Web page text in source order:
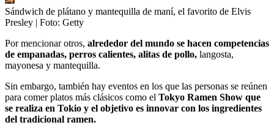
Sándwich de plátano y mantequilla de maní, el favorito de Elvis
Presley | Foto: Getty
Por mencionar otros, alrededor del mundo se hacen competencias
de empanadas, perros calientes, alitas de pollo, langosta,
mayonesa y mantequilla.
Sin embargo, también hay eventos en los que las personas se reúnen
para comer platos más clásicos como el Tokyo Ramen Show que
se realiza en Tokio y el objetivo es innovar con los ingredientes
del tradicional ramen.